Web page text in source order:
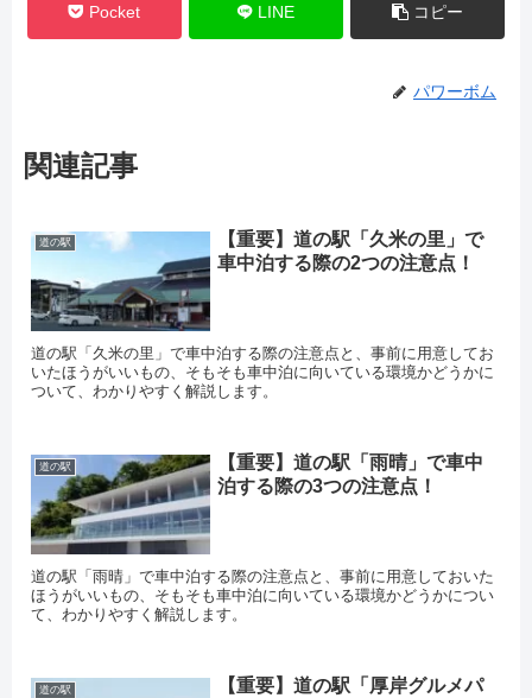
Pocket LINE コピー
パワーボム
関連記事
道の駅
【重要】道の駅「久米の里」で
車中泊する際の2つの注意点！
道の駅「久米の里」で車中泊する際の注意点と、事前に用意してお
いたほうがいいもの、そもそも車中泊に向いている環境かどうかに
ついて、わかりやすく解説します。
道の駅
【重要】道の駅「雨晴」で車中
泊する際の3つの注意点！
道の駅「雨晴」で車中泊する際の注意点と、事前に用意しておいた
ほうがいいもの、そもそも車中泊に向いている環境かどうかについ
て、わかりやすく解説します。
道の駅
【重要】道の駅「厚岸グルメパ